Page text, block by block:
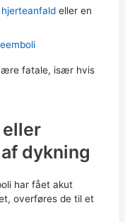
hjerteanfaldeller en
fatale, især hvis
dykning
har fået akut
overføres de til et